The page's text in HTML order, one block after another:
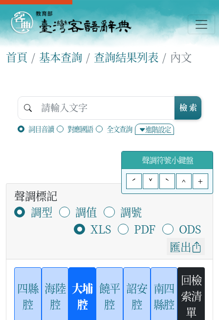
首頁 基本查詢 查詢結果列表 內文
詞目音讀 對應國語 全文查詢 進階設定
檢 索
聲調符號小鍵盤
ˊ
ˇ ˋ ^ +
聲調標記
調型
調值
調號
XLS
PDF
ODS
匯出
四縣
腔
海陸
腔
大埔
腔
饒平
腔
詔安
腔
南四
縣腔
回檢
索清
單